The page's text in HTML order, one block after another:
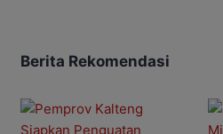
Berita Rekomendasi